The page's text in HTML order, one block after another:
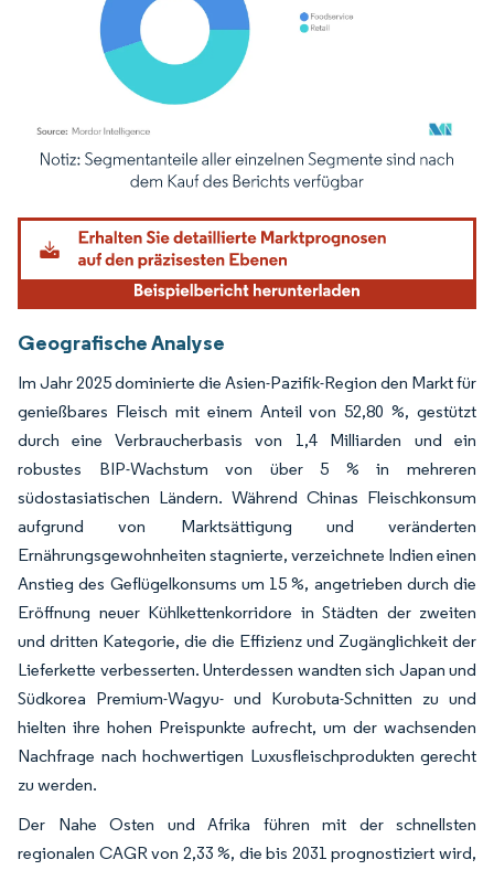
Bild © Mordor Intelligence. Wiederverwendung erfordert Namensnennung
Geografische Analyse
Im Jahr 2025 dominierte die Asien-Pazifik-Region den Markt für
genießbares Fleisch mit einem Anteil von 52,80 %, gestützt
durch eine Verbraucherbasis von 1,4 Milliarden und ein
robustes BIP-Wachstum von über 5 % in mehreren
südostasiatischen Ländern. Während Chinas Fleischkonsum
aufgrund von Marktsättigung und veränderten
Ernährungsgewohnheiten stagnierte, verzeichnete Indien einen
Anstieg des Geflügelkonsums um 15 %, angetrieben durch die
Eröffnung neuer Kühlkettenkorridore in Städten der zweiten
und dritten Kategorie, die die Effizienz und Zugänglichkeit der
Lieferkette verbesserten. Unterdessen wandten sich Japan und
Südkorea Premium-Wagyu- und Kurobuta-Schnitten zu und
hielten ihre hohen Preispunkte aufrecht, um der wachsenden
Nachfrage nach hochwertigen Luxusfleischprodukten gerecht
zu werden.
Der Nahe Osten und Afrika führen mit der schnellsten
regionalen CAGR von 2,33 %, die bis 2031 prognostiziert wird,